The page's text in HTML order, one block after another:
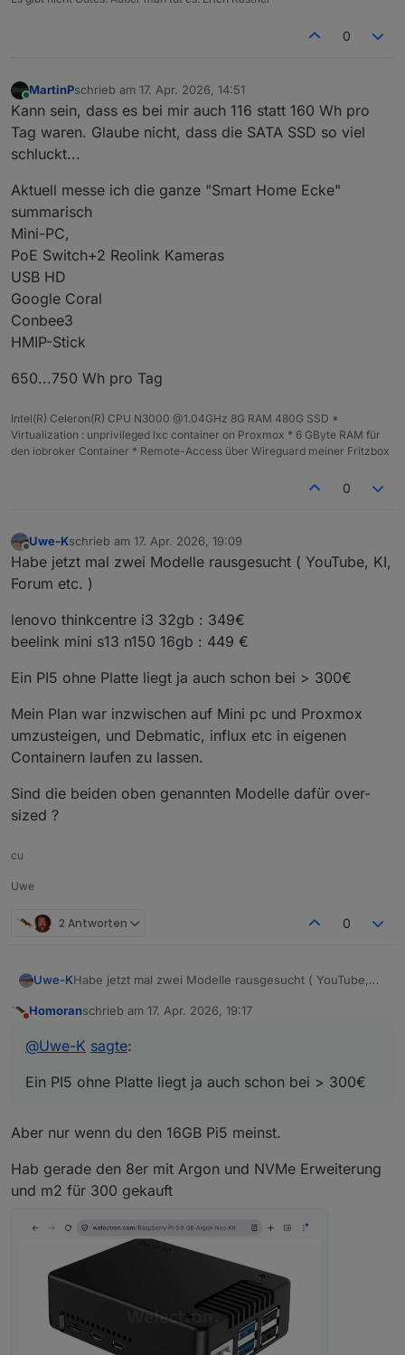
0
MartinPschrieb am 17. Apr. 2026, 14:51
zuletzt editiert von
Kann sein, dass es bei mir auch 116 statt 160 Wh pro
Tag waren. Glaube nicht, dass die SATA SSD so viel
schluckt...
Aktuell messe ich die ganze "Smart Home Ecke"
summarisch
Mini-PC,
PoE Switch+2 Reolink Kameras
USB HD
Google Coral
Conbee3
HMIP-Stick
650...750 Wh pro Tag
Intel(R) Celeron(R) CPU N3000 @1.04GHz 8G RAM 480G SSD *
Virtualization : unprivileged lxc container on Proxmox * 6 GByte RAM für
den iobroker Container * Remote-Access über Wireguard meiner Fritzbox
0
Offline
Uwe-Kschrieb am 17. Apr. 2026, 19:09
zuletzt editiert von
Habe jetzt mal zwei Modelle rausgesucht ( YouTube, KI,
Forum etc. )
lenovo thinkcentre i3 32gb : 349€
beelink mini s13 n150 16gb : 449 €
Ein PI5 ohne Platte liegt ja auch schon bei > 300€
Mein Plan war inzwischen auf Mini pc und Proxmox
umzusteigen, und Debmatic, influx etc in eigenen
Containern laufen zu lassen.
Sind die beiden oben genannten Modelle dafür over-
sized ?
cu
Uwe
2 Antworten 0
Uwe-KHabe jetzt mal zwei Modelle rausgesucht ( YouTube,
lenovo thinkcentre i3 32gb : 349€
Ein PI5 ohne Platte liegt ja auch schon bei > 300€
Mein Plan war inzwischen auf Mini pc und Proxmox
sized ?
Homoranschrieb am 17. Apr. 2026, 19:17
zuletzt editiert von
@Uwe-K sagte:
Ein PI5 ohne Platte liegt ja auch schon bei > 300€
Aber nur wenn du den 16GB Pi5 meinst.
Hab gerade den 8er mit Argon und NVMe Erweiterung
und m2 für 300 gekauft